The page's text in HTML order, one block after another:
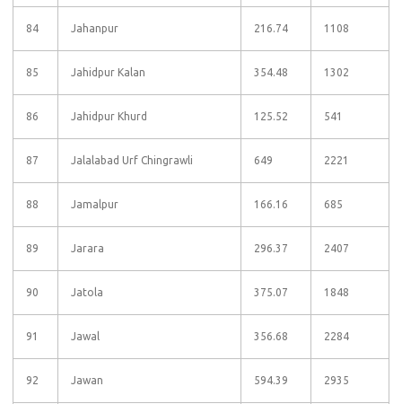
84 Jahanpur 216.74 1108
85 Jahidpur Kalan 354.48 1302
86 Jahidpur Khurd 125.52 541
87 Jalalabad Urf Chingrawli 649 2221
88 Jamalpur 166.16 685
89 Jarara 296.37 2407
90 Jatola 375.07 1848
91 Jawal 356.68 2284
92 Jawan 594.39 2935